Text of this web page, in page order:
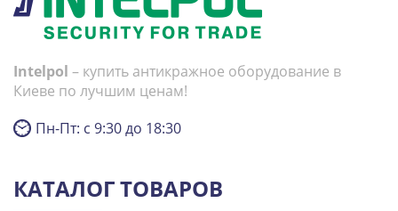
Intelpol – купить антикражное оборудование в
Киеве по лучшим ценам!
Пн-Пт: с 9:30 до 18:30
КАТАЛОГ ТОВАРОВ